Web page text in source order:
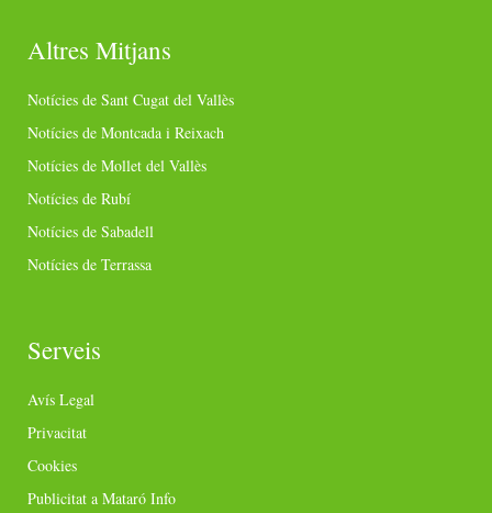
Altres Mitjans
Notícies de Sant Cugat del Vallès
Notícies de Montcada i Reixach
Notícies de Mollet del Vallès
Notícies de Rubí
Notícies de Sabadell
Notícies de Terrassa
Serveis
Avís Legal
Privacitat
Cookies
Publicitat a Mataró Info